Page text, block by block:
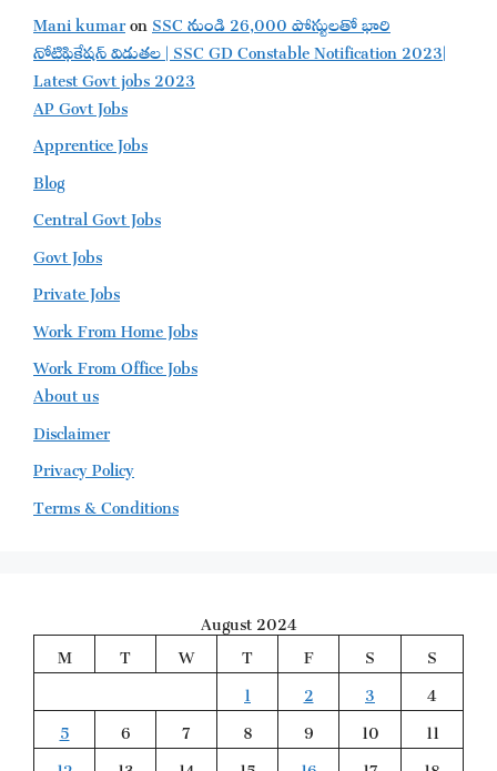
Mani kumaronSSC నుండి 26,000 పోస్టులతో భారి
నోటిఫికేషన్ విడుతల | SSC GD Constable Notification 2023|
Latest Govt jobs 2023
AP Govt Jobs
Apprentice Jobs
Blog
Central Govt Jobs
Govt Jobs
Private Jobs
Work From Home Jobs
Work From Office Jobs
About us
Disclaimer
Privacy Policy
Terms & Conditions
August 2024
M
T W T F S
S
1
2 3
4
5
6 7 8 9 10
11